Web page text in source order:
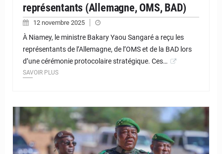
représentants (Allemagne, OMS, BAD)
12 novembre 2025
À Niamey, le ministre Bakary Yaou Sangaré a reçu les
représentants de l’Allemagne, de l’OMS et de la BAD lors
d’une cérémonie protocolaire stratégique. Ces…
SAVOIR PLUS